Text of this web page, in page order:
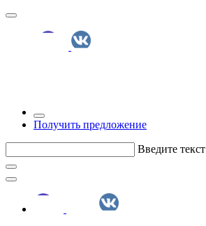
Получить предложение
Введите текст